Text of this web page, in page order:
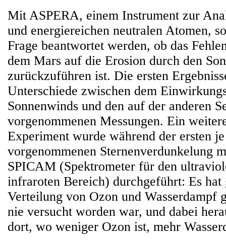
Mit ASPERA, einem Instrument zur
und energiereichen neutralen Atomen,
Frage beantwortet werden, ob das
dem Mars auf die Erosion durch den
zurückzuführen ist. Die ersten
Unterschiede zwischen dem
Sonnenwinds und den auf der anderen
vorgenommenen Messungen. Ein
Experiment wurde während der ersten
vorgenommenen Sternenverdunkelung
SPICAM (Spektrometer für den
infraroten Bereich) durchgeführt: Es
Verteilung von Ozon und Wasserdampf
nie versucht worden war, und dabei
dort, wo weniger Ozon ist, mehr